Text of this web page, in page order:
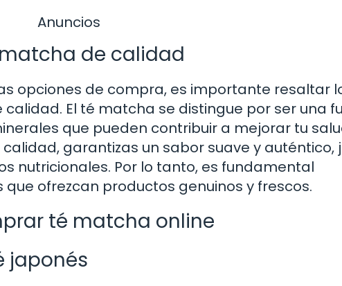
Anuncios
de calidad
opciones de compra, es importante resaltar
El té matcha se distingue por ser una
que pueden contribuir a mejorar tu
garantizas un sabor suave y auténtico,
nutricionales. Por lo tanto, es fundamental
ofrezcan productos genuinos y frescos.
té matcha online
japonés